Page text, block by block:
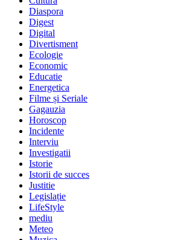
Diaspora
Digest
Digital
Divertisment
Ecologie
Economic
Educatie
Energetica
Filme și Seriale
Gagauzia
Horoscop
Incidente
Interviu
Investigatii
Istorie
Istorii de succes
Justitie
Legislație
LifeStyle
mediu
Meteo